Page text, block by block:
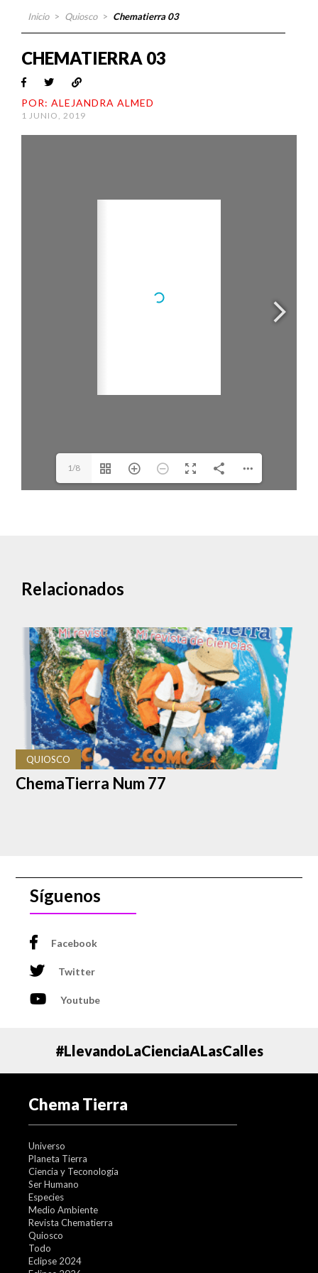
Inicio > Quiosco > Chematierra 03
CHEMATIERRA 03
POR: ALEJANDRA ALMED
1 JUNIO, 2019
1/8
Relacionados
QUIOSCO
ChemaTierra Num 77
Síguenos
Facebook
Twitter
Youtube
#LlevandoLaCienciaALasCalles
Chema Tierra
Universo
Planeta Tierra
Ciencia y Teconología
Ser Humano
Especies
Medio Ambiente
Revista Chematierra
Quiosco
Todo
Eclipse 2024